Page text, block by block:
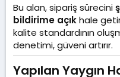
Bu alan, sipariş sürecini
bildirime açıkhale
kalite standardının
denetimi, güveni artırır.
Yapılan Yaygın